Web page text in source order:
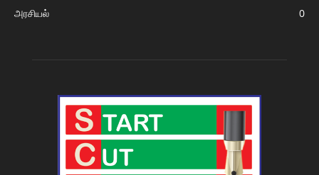
அரசியல்
0